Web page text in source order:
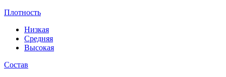
Плотность
Низкая
Средняя
Высокая
Состав